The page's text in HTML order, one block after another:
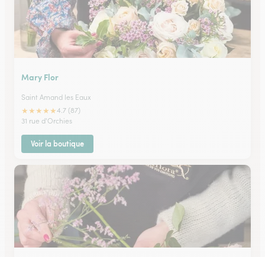
Mary Flor
Saint Amand les Eaux
★★★★★4.7 (87)
31 rue d'Orchies
Voir la boutique